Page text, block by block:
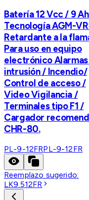
Batería 12 Vcc / 9
Tecnología AGM-
Retardante a la
Para uso en equipo
electrónico
intrusión / Incendio/
Control de acceso /
Video Vigilancia /
Terminales tipo F1 /
Cargador
CHR-80.
PL-9-12FRPL-9-12FR
Reemplazo sugerido:
LK9.512FR